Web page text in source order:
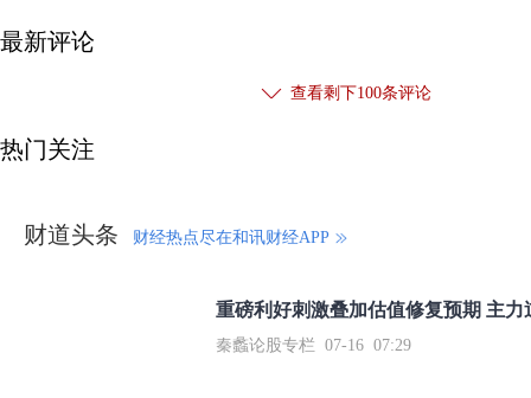
最新评论
查看剩下100条评论
热门关注
财道头条 财经热点尽在和讯财经APP
秦蠡论股专栏 07-16 07:29